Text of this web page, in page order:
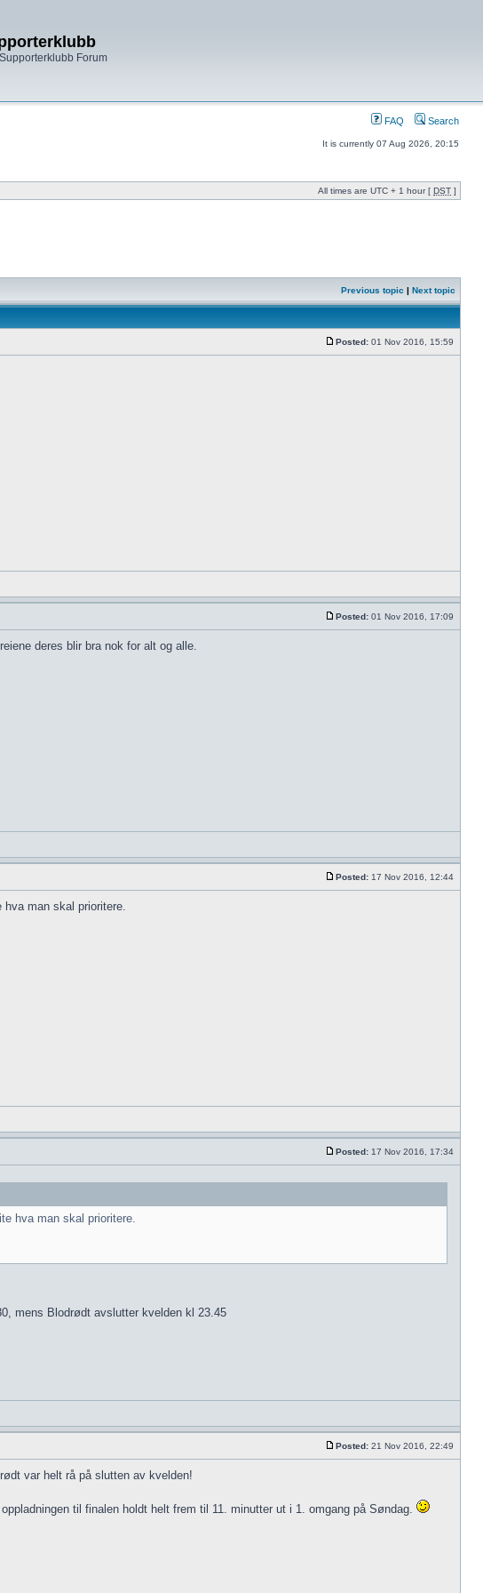
Forum
FAQ Search
It is currently 07 Aug 2026, 20:15
All times are UTC + 1 hour [ DST ]
Previous topic | Next topic
Posted: 01 Nov 2016, 15:59
Posted: 01 Nov 2016, 17:09
deres blir bra nok for alt og alle.
Posted: 17 Nov 2016, 12:44
man skal prioritere.
Posted: 17 Nov 2016, 17:34
hva man skal prioritere.
mens Blodrødt avslutter kvelden kl 23.45
Posted: 21 Nov 2016, 22:49
var helt rå på slutten av kvelden!
til finalen holdt helt frem til 11. minutter ut i 1. omgang på Søndag.